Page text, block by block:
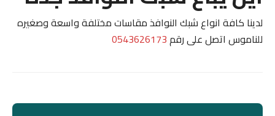
لدينا كافة انواع شبك النوافذ مقاسات مختلفة واسعة وصغيره
للناموس اتصل على رقم0543626173